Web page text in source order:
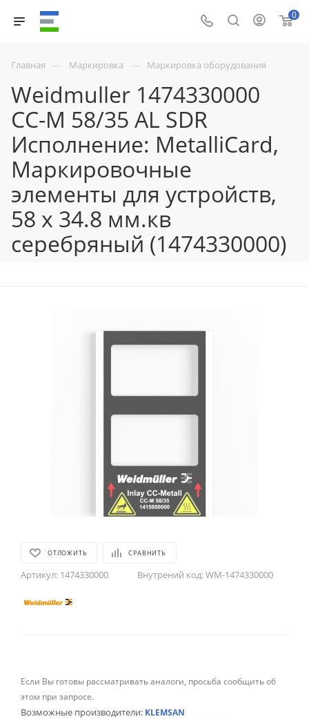
0
Главная — Маркировка — Маркировка оборудования
Weidmuller 1474330000
CC-M 58/35 AL SDR
Исполнение: MetalliCard,
Маркировочные
элементы для устройств,
58 x 34.8 мм.кв
серебряный (1474330000)
ОТЛОЖИТЬ СРАВНИТЬ
Артикул: 1474330000 Внутрений код:WM-1474330000
Если Вы готовы рассматривать аналоги, просьба сообщить об
этом при запросе.
Возможные производители: KLEMSAN